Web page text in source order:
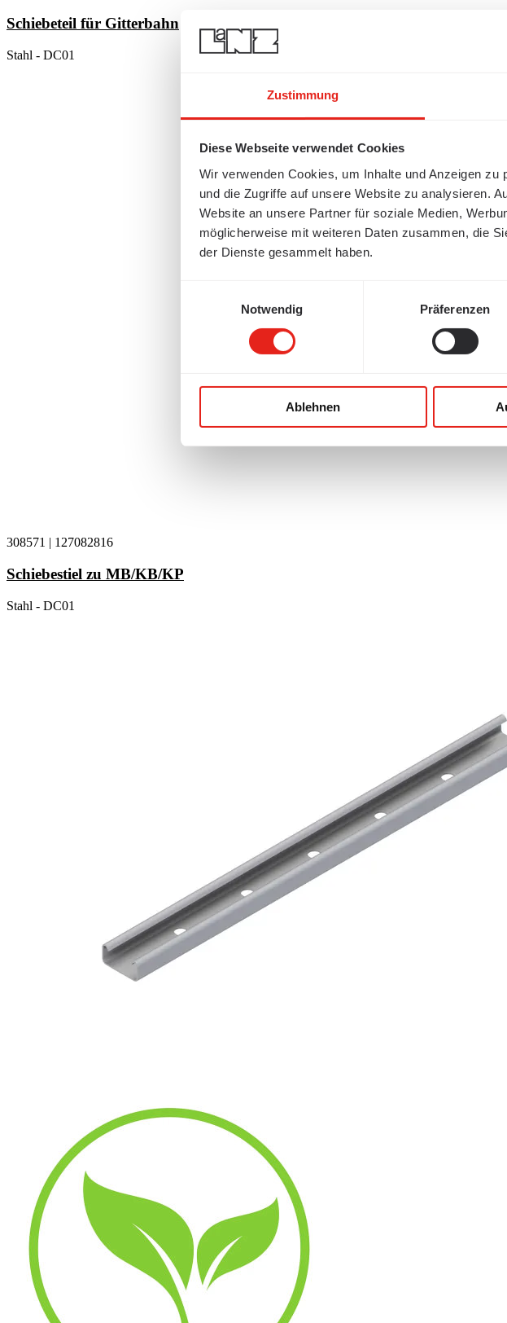
Zustimmung
Diese Webseite verwendet Cookies
Wir verwenden Cookies, um Inhalte und Anzeigen
und die Zugriffe auf unsere Website zu analysieren.
Website an unsere Partner für soziale Medien,
möglicherweise mit weiteren Daten zusammen, die
der Dienste gesammelt haben.
Notwendig
Präferenzen
Ablehnen
Schiebeteil für Gitterbahn
Stahl - DC01
308571 | 127082816
Schiebestiel zu MB/KB/KP
Stahl - DC01